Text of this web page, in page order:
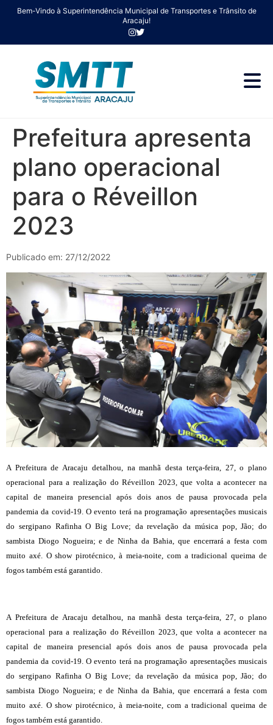
Bem-Vindo à Superintendência Municipal de Transportes e Trânsito de
Aracaju!
Prefeitura apresenta
plano operacional
para o Réveillon
2023
Publicado em: 27/12/2022
A Prefeitura de Aracaju detalhou, na manhã desta terça-feira, 27, o plano
operacional para a realização do Réveillon 2023, que volta a acontecer na
capital de maneira presencial após dois anos de pausa provocada pela
pandemia da covid-19. O evento terá na programação apresentações musicais
do sergipano Rafinha O Big Love; da revelação da música pop, Jão; do
sambista Diogo Nogueira; e de Ninha da Bahia, que encerrará a festa com
muito axé. O show pirotécnico, à meia-noite, com a tradicional queima de
fogos também está garantido.
A Prefeitura de Aracaju detalhou, na manhã desta terça-feira, 27, o plano
operacional para a realização do Réveillon 2023, que volta a acontecer na
capital de maneira presencial após dois anos de pausa provocada pela
pandemia da covid-19. O evento terá na programação apresentações musicais
do sergipano Rafinha O Big Love; da revelação da música pop, Jão; do
sambista Diogo Nogueira; e de Ninha da Bahia, que encerrará a festa com
muito axé. O show pirotécnico, à meia-noite, com a tradicional queima de
fogos também está garantido.